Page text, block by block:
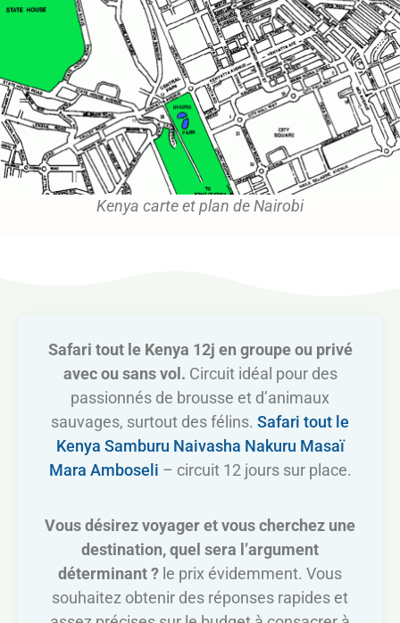
Kenya carte et plan de Nairobi
Safari tout le Kenya 12j en groupe ou privé
avec ou sans vol. Circuit idéal pour des
passionnés de brousse et d’animaux
sauvages, surtout des félins. Safari tout le
Kenya Samburu Naivasha Nakuru Masaï
Mara Amboseli – circuit 12 jours sur place.
Vous désirez voyager et vous cherchez une
destination, quel sera l’argument
déterminant ? le prix évidemment. Vous
souhaitez obtenir des réponses rapides et